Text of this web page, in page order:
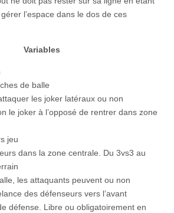
l’espace dans le dos de ces
Variables
de balle
les joker latéraux ou non
le joker à l’opposé de rentrer dans zone
jeu
dans la zone centrale. Du 3vs3 au
les attaquants peuvent ou non
des défenseurs vers l’avant
défense. Libre ou obligatoirement en